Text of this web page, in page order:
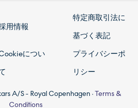
用情報
特定商取引法に
基づく表記
につい
プライバシーポ
リシー
A/S - Royal Copenhagen ·Terms &
Conditions